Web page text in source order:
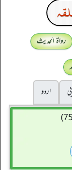
رواۃ الحدیث
اردو